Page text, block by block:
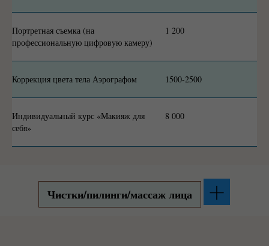
Портретная съемка (на
профессиональную цифровую камеру)
1 200
Коррекция цвета тела Аэрографом 1500-2500
Индивидуальный курс «Макияж для
себя»
8 000
Чистки/пилинги/массаж лица